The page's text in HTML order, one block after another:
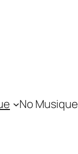
No Musique